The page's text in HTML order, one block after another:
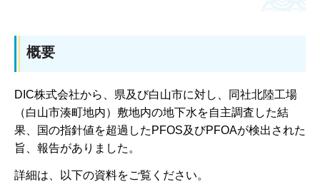
概要
DIC株式会社から、県及び白山市に対し、同社北陸工場
（白山市湊町地内）敷地内の地下水を自主調査した結
果、国の指針値を超過したPFOS及びPFOAが検出された
旨、報告がありました。
詳細は、以下の資料をご覧ください。